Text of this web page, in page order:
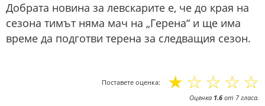
Добрата новина за левскарите е, че до края на
сезона тимът няма мач на „Герена“ и ще има
време да подготви терена за следващия сезон.
Поставете оценка: ☆
☆
☆
☆
☆
Оценка 1.6 от 7 гласа.